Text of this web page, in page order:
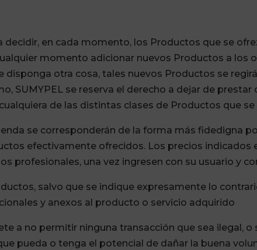
decidir, en cada momento, los Productos que se
momento adicionar nuevos Productos a los
disponga otra cosa, tales nuevos Productos se
SUMYPEL se reserva el derecho a dejar de
de las distintas clases de Productos que se
se corresponderán de la forma más fidedigna
efectivamente ofrecidos. Los precios indicados
profesionales, una vez ingresen con su usuario y
salvo que se indique expresamente lo
y anexos al producto o servicio adquirido
a no permitir ninguna transacción que sea ilegal,
pueda o tenga el potencial de dañar la buena